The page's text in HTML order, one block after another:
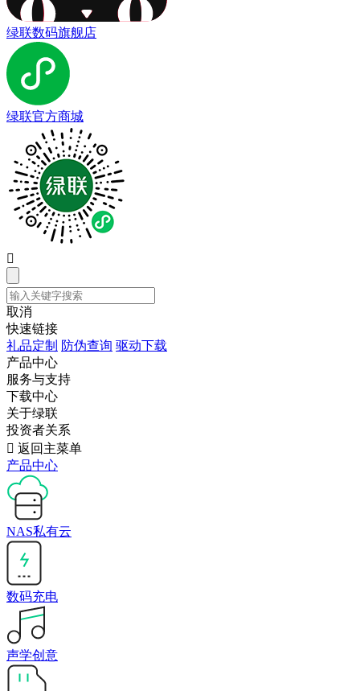
绿联数码旗舰店
绿联官方商城

取消
快速链接
礼品定制 防伪查询 驱动下载
产品中心
服务与支持
下载中心
关于绿联
投资者关系
 返回主菜单
产品中心
NAS私有云
数码充电
声学创意